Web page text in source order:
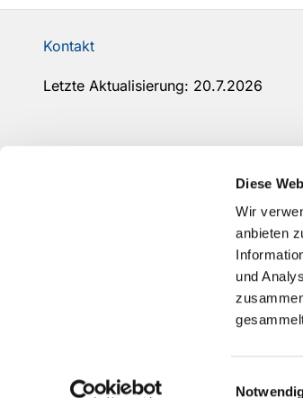
Diese
Wir
anbieten
und
Kontakt
Letzte Aktualisierung: 20.7.2026